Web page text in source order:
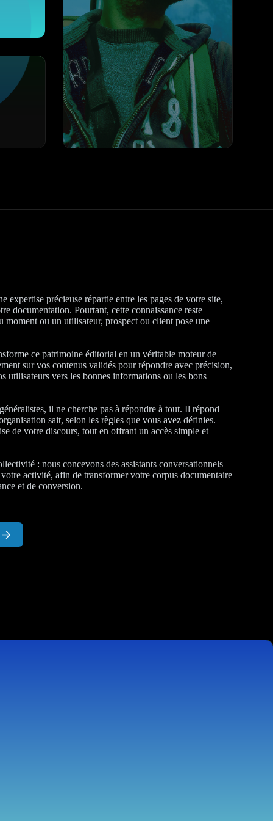
expertise précieuse répartie entre les pages de votre site,
documentation. Pourtant, cette connaissance reste
ou un utilisateur, prospect ou client pose une
ce patrimoine éditorial en un véritable moteur de
sur vos contenus validés pour répondre avec précision,
utilisateurs vers les bonnes informations ou les bons
il ne cherche pas à répondre à tout. Il répond
sait, selon les règles que vous avez définies.
de votre discours, tout en offrant un accès simple et
: nous concevons des assistants conversationnels
votre activité, afin de transformer votre corpus documentaire
et de conversion.